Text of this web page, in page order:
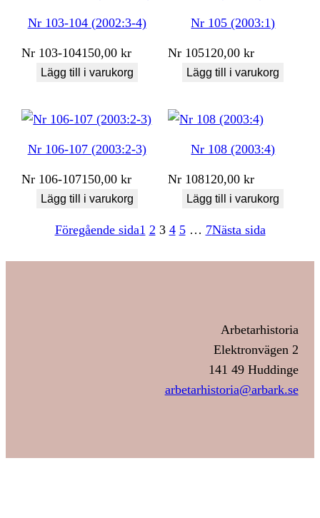
Nr 103-104 (2002:3-4)
Nr 103-104150,00kr
Lägg till i varukorg
Nr 105 (2003:1)
Nr 105120,00kr
Lägg till i varukorg
Nr 106-107 (2003:2-3)
Nr 106-107150,00kr
Lägg till i varukorg
Nr 108 (2003:4)
Nr 108120,00kr
Lägg till i varukorg
Föregående sida1 2 3 4 5 … 7Nästa sida
Arbetarhistoria
Elektronvägen 2
141 49 Huddinge
arbetarhistoria@arbark.se